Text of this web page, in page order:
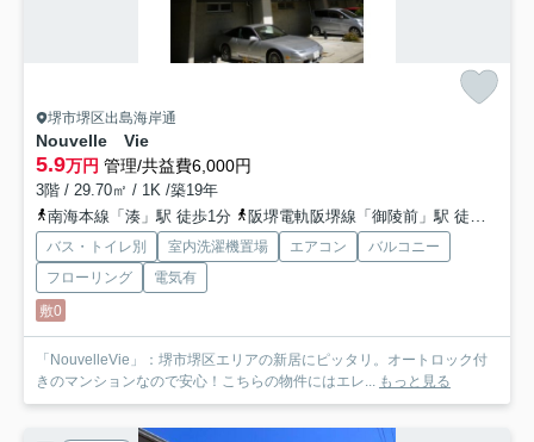
堺市堺区出島海岸通
Nouvelle Vie
5.9万円 管理/共益費6,000円
3階 / 29.70㎡ / 1K /築19年
南海本線「湊」駅 徒歩1分
阪堺電軌阪堺線「御陵前」駅 徒歩12分
バス・トイレ別 室内洗濯機置場 エアコン
バルコニー
フローリング
電気有
敷0
「NouvelleVie」：堺市堺区エリアの新居にピッタリ。オートロック付
きのマンションなので安心！こちらの物件にはエレ...
もっと見る